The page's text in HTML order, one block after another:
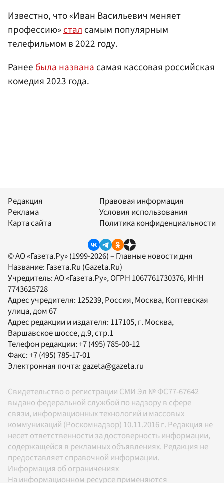
Известно, что «Иван Васильевич меняет
профессию»сталсамым популярным
телефильмом в 2022 году.
Ранеебыла названасамая кассовая российская
комедия 2023 года.
Редакция
Реклама
Карта сайта
Правовая информация
Условия использования
Политика конфиденциальности
© АО «Газета.Ру» (1999-2026) – Главные новости дня
Название: Газета.Ru (Gazeta.Ru)
Учредитель:АО «Газета.Ру», ОГРН 1067761730376, ИНН
7743625728
Адрес учредителя: 125239, Россия, Москва, Коптевская
улица, дом 67
Адрес редакции и издателя: 117105, г. Москва,
Варшавское шоссе, д.9, стр.1
Телефон редакции:+7 (495) 785-00-12
Факс:+7 (495) 785-17-01
Электронная почта: gazeta@gazeta.ru
Свидетельство о регистрации СМИ Эл № ФС77-67642
выдано федеральной службой по надзору в сфере
связи, информационных технологий и массовых
коммуникаций (Роскомнадзор) 10.11.2016 г. Редакция не
несет ответственности за достоверность информации,
содержащейся в рекламных объявлениях. Редакция не
предоставляет справочной информации.
Информация об ограничениях
На информационном ресурсе применяются